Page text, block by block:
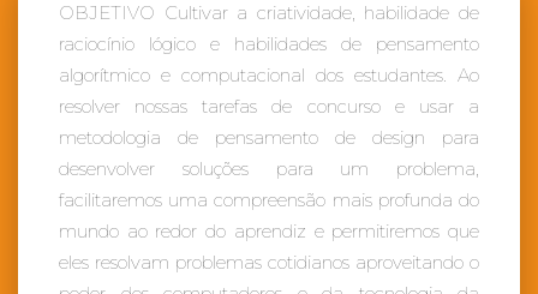
OBJETIVO Cultivar a criatividade, habilidade de
raciocínio lógico e habilidades de pensamento
algorítmico e computacional dos estudantes. Ao
resolver nossas tarefas de concurso e usar a
metodologia de pensamento de design para
desenvolver soluções para um problema,
facilitaremos uma compreensão mais profunda do
mundo ao redor do aprendiz e permitiremos que
eles resolvam problemas cotidianos aproveitando o